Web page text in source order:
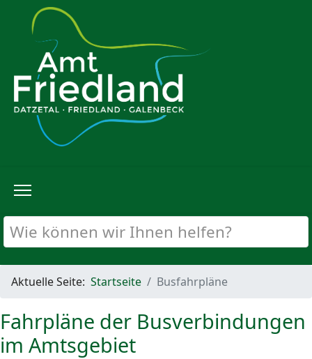
Aktuelle Seite: Startseite Busfahrpläne
Fahrpläne der Busverbindungen
im Amtsgebiet